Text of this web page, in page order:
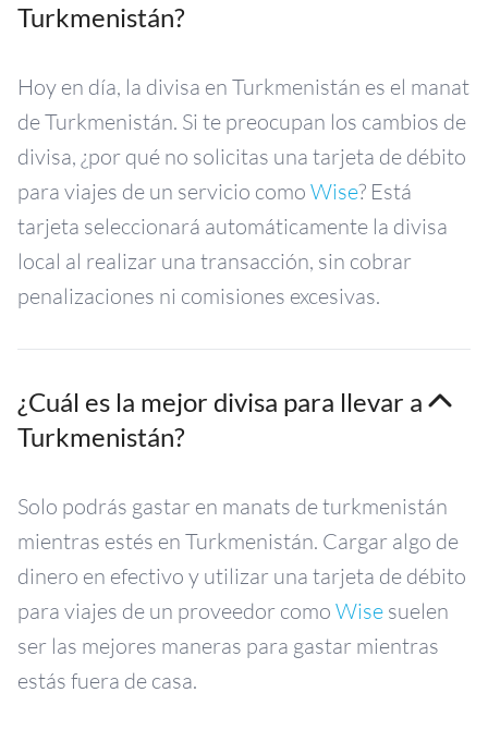
Turkmenistán?
Hoy en día, la divisa en Turkmenistán es el manat
de Turkmenistán. Si te preocupan los cambios de
divisa, ¿por qué no solicitas una tarjeta de débito
para viajes de un servicio como Wise? Está
tarjeta seleccionará automáticamente la divisa
local al realizar una transacción, sin cobrar
penalizaciones ni comisiones excesivas.
¿Cuál es la mejor divisa para llevar a
Turkmenistán?
Solo podrás gastar en manats de turkmenistán
mientras estés en Turkmenistán. Cargar algo de
dinero en efectivo y utilizar una tarjeta de débito
para viajes de un proveedor como Wise suelen
ser las mejores maneras para gastar mientras
estás fuera de casa.